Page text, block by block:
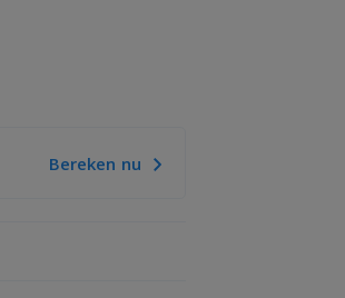
Bereken nu